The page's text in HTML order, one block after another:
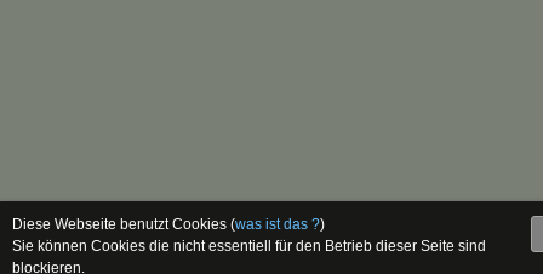
Diese Webseite benutzt Cookies (was ist das ?)
Sie können Cookies die nicht essentiell für den Betrieb dieser Seite sind
blockieren.